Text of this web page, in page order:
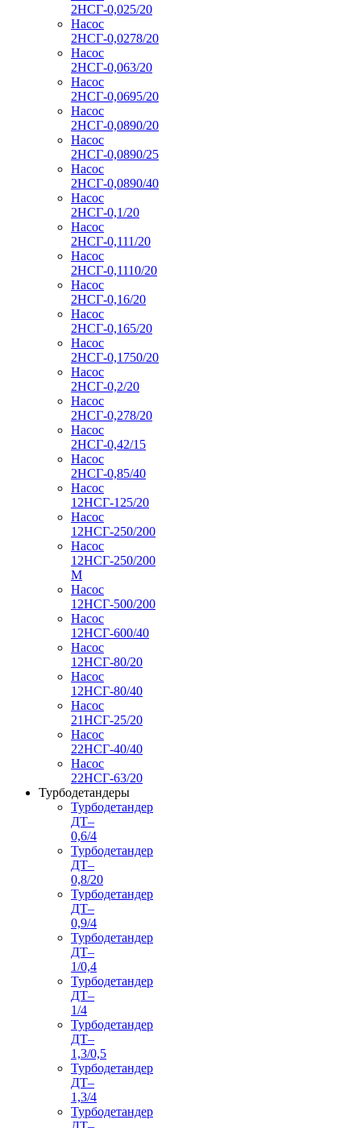
2НСГ-0,025/20
Насос
2НСГ-0,0278/20
Насос
2НСГ-0,063/20
Насос
2НСГ-0,0695/20
Насос
2НСГ-0,0890/20
Насос
2НСГ-0,0890/25
Насос
2НСГ-0,0890/40
Насос
2НСГ-0,1/20
Насос
2НСГ-0,111/20
Насос
2НСГ-0,1110/20
Насос
2НСГ-0,16/20
Насос
2НСГ-0,165/20
Насос
2НСГ-0,1750/20
Насос
2НСГ-0,2/20
Насос
2НСГ-0,278/20
Насос
2НСГ-0,42/15
Насос
2НСГ-0,85/40
Насос
12НСГ-125/20
Насос
12НСГ-250/200
Насос
12НСГ-250/200
М
Насос
12НСГ-500/200
Насос
12НСГ-600/40
Насос
12НСГ-80/20
Насос
12НСГ-80/40
Насос
21НСГ-25/20
Насос
22НСГ-40/40
Насос
22НСГ-63/20
Турбодетандеры
Турбодетандер
ДТ–
0,6/4
Турбодетандер
ДТ–
0,8/20
Турбодетандер
ДТ–
0,9/4
Турбодетандер
ДТ–
1/0,4
Турбодетандер
ДТ–
1/4
Турбодетандер
ДТ–
1,3/0,5
Турбодетандер
ДТ–
1,3/4
Турбодетандер